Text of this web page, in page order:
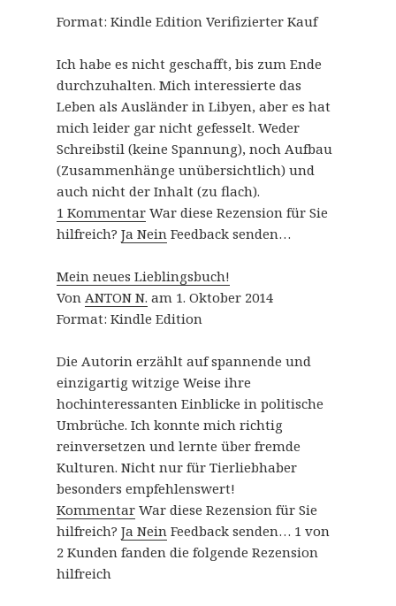
Format: Kindle EditionVerifizierter Kauf
Ich habe es nicht geschafft, bis zum Ende
durchzuhalten. Mich interessierte das
Leben als Ausländer in Libyen, aber es hat
mich leider gar nicht gefesselt. Weder
Schreibstil (keine Spannung), noch Aufbau
(Zusammenhänge unübersichtlich) und
auch nicht der Inhalt (zu flach).
1 Kommentar War diese Rezension für Sie
hilfreich? Ja Nein Feedback senden…
Mein neues Lieblingsbuch!
Von ANTON N. am 1. Oktober 2014
Format: Kindle Edition
Die Autorin erzählt auf spannende und
einzigartig witzige Weise ihre
hochinteressanten Einblicke in politische
Umbrüche. Ich konnte mich richtig
reinversetzen und lernte über fremde
Kulturen. Nicht nur für Tierliebhaber
besonders empfehlenswert!
Kommentar War diese Rezension für Sie
hilfreich? Ja Nein Feedback senden… 1 von
2 Kunden fanden die folgende Rezension
hilfreich